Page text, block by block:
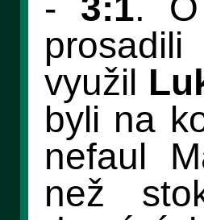
využil
byli na
nefaul
než